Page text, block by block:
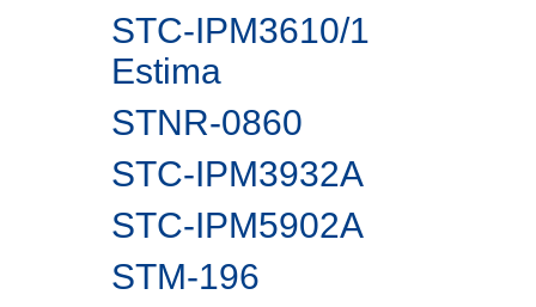
STC-IPM3610/1
Estima
STNR-0860
STC-IPM3932A
STC-IPM5902А
STM-196